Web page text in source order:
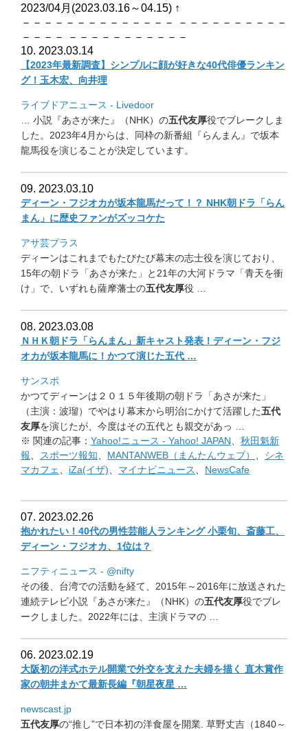
2023/04月(2023.03.16～04.15) ↑
－－－－－－－－－－－－－－ －－－－－－－－－－
－－－－ －－－－－－－－－－－
10. 2023.03.14
【2023年最新調査】 シンプルに顔が好きな40代俳優ランキン
グ！玉木宏、向井理
ライブドアニュース - Livedoor
… 小説『あさが来た』（NHK）の五代友厚役でブレークしま
した。 2023年4月からは、同枠の新番組『らんまん』 で坂本
龍馬役を演じることが決定しています。
09. 2023.03.10
ディーン・フジオカが坂本龍馬だって！？ NHK朝ドラ「らん
まん」に歴史ファンがズッコケた
アサ芸プラス
ディーンはこれまでもたびたび幕末の志士役を演じており、
15年の朝ドラ「あさが来た」と21年の大河ドラマ「青天を衝
け」で、いずれも薩摩藩士の五代友厚役 …
08. 2023.03.08
ＮＨＫ朝ドラ「らんまん」新キャスト発表！ディーン・ フジ
オカが坂本龍馬に！かつて演じた五代 …
サンスポ
かつてディーンは２０１５年後期の朝ドラ「あさが来た」
（主演： 波瑠）でやはり幕末から明治にかけて活躍した五代
友厚を演じたが 、今度はその五代とも親交があっ …
※ 関連の記事： Yahoo!ニュース - Yahoo! JAPAN
秋田魁新
報
スポーツ報知 MANTANWEB（まんたんウェブ）
シネ
マカフェ
iZa(イザ) マイナビニュース NewsCafe
07. 2023.02.26
抱かれたい！40代の男性芸能人ランキング 小栗旬、斎藤工、
ディーン・フジオカ、1位は？
ニフティニュース - @nifty
その後、台湾での活動を経て、2015年～2016年に放送された
連続テレビ小説『あさが来た』（NHK） の五代友厚役でブレ
ークしました。2022年には、 主演ドラマの …
06. 2023.02.19
大阪初の洋式ホテル開業で外交を支えた夫婦を描く 直木賞作
家の朝井まかて最新長編『朝星夜星 …
newscast.jp
五代友厚の“推し”で日本初の洋食屋を開業. 草野丈吉（1840～